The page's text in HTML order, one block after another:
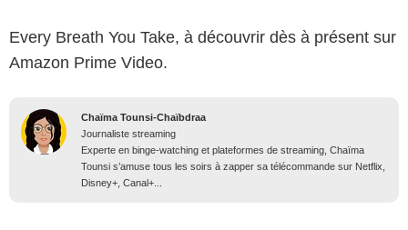
Every Breath You Take, à découvrir dès à présent sur
Amazon Prime Video.
Chaïma Tounsi-Chaïbdraa
Journaliste streaming
Experte en binge-watching et plateformes de streaming, Chaïma
Tounsi s’amuse tous les soirs à zapper sa télécommande sur Netflix,
Disney+, Canal+...